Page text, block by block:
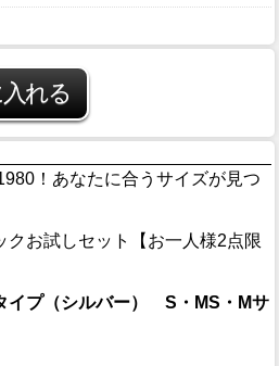
！あなたに合うサイズが見つ
クお試しセット【お一人様2点限
プ（シルバー） S・MS・Mサ